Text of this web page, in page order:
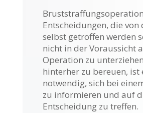
Entscheidungen, die von
selbst getroffen werden
nicht in der Voraussicht
Operation zu
hinterher zu bereuen, ist
notwendig, sich bei
zu informieren und auf
Entscheidung zu treffen.